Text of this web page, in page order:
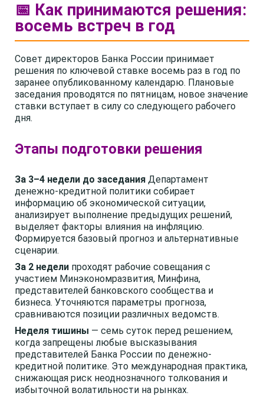
📅 Как принимаются решения:
восемь встреч в год
Совет директоров Банка России принимает
решения по ключевой ставке восемь раз в год по
заранее опубликованному календарю. Плановые
заседания проводятся по пятницам, новое значение
ставки вступает в силу со следующего рабочего
дня.
Этапы подготовки решения
За 3–4 недели до заседания Департамент
денежно-кредитной политики собирает
информацию об экономической ситуации,
анализирует выполнение предыдущих решений,
выделяет факторы влияния на инфляцию.
Формируется базовый прогноз и альтернативные
сценарии.
За 2 недели проходят рабочие совещания с
участием Минэкономразвития, Минфина,
представителей банковского сообщества и
бизнеса. Уточняются параметры прогноза,
сравниваются позиции различных ведомств.
Неделя тишины — семь суток перед решением,
когда запрещены любые высказывания
представителей Банка России по денежно-
кредитной политике. Это международная практика,
снижающая риск неоднозначного толкования и
избыточной волатильности на рынках.